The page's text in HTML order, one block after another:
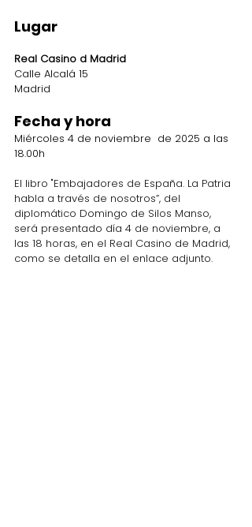
Lugar
Real Casino d Madrid
Calle Alcalá 15
Madrid
Fecha y hora
Miércoles 4 de noviembre  de 2025 a las
18.00h
El libro "Embajadores de España. La Patria
habla a través de nosotros”, del
diplomático Domingo de Silos Manso,
será presentado día 4 de noviembre, a
las 18 horas, en el Real Casino de Madrid,
como se detalla en el enlace adjunto.